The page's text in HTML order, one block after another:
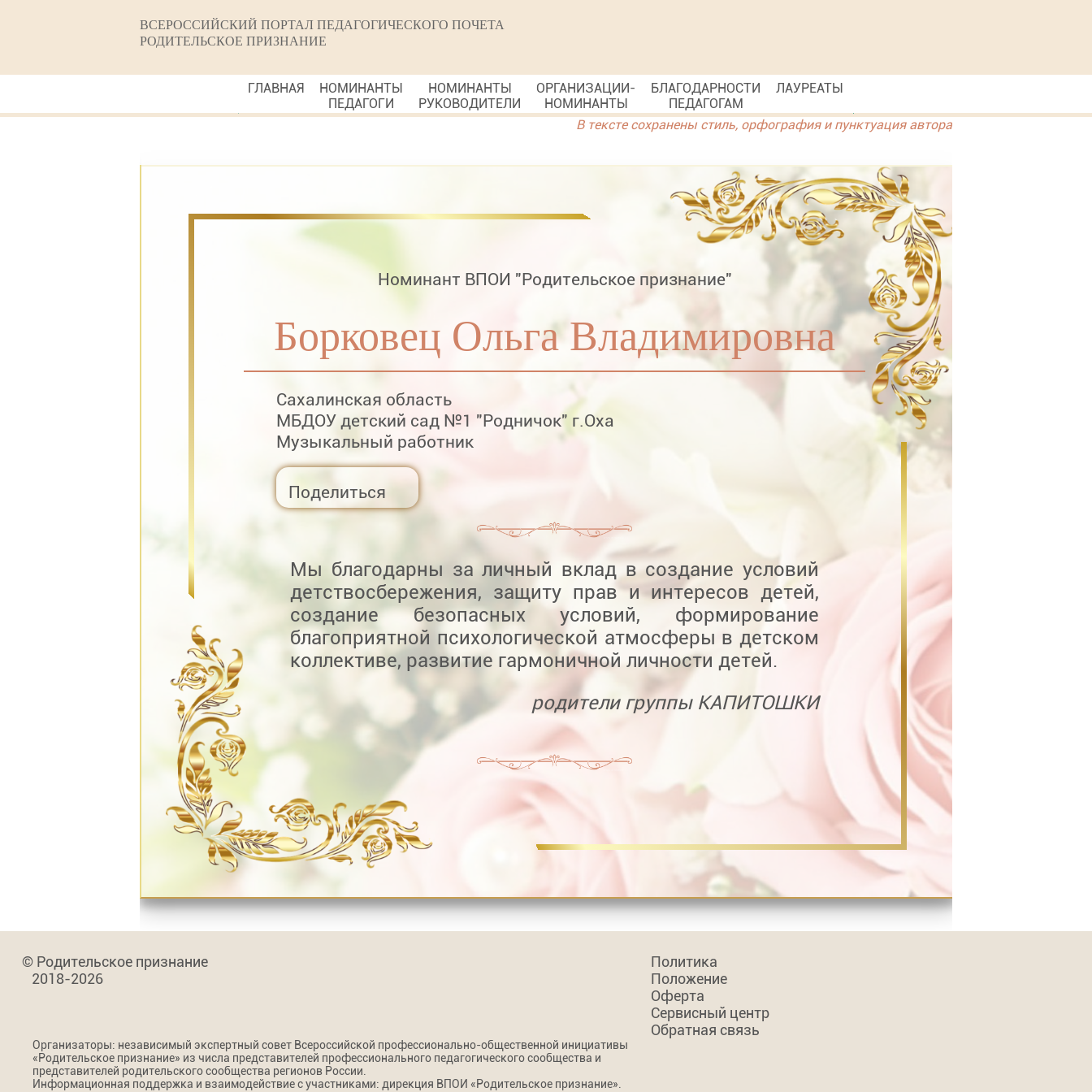
ВСЕРОССИЙСКИЙ ПОРТАЛ ПЕДАГОГИЧЕСКОГО ПОЧЕТА
РОДИТЕЛЬСКОЕ ПРИЗНАНИЕ
ГЛАВНАЯ
НОМИНАНТЫ
ПЕДАГОГИ
НОМИНАНТЫ
РУКОВОДИТЕЛИ
ОРГАНИЗАЦИИ-
НОМИНАНТЫ
БЛАГОДАРНОСТИ
ПЕДАГОГАМ
ЛАУРЕАТЫ
В тексте сохранены стиль, орфография и пунктуация автора
Номинант ВПОИ "Родительское признание"
Борковец Ольга Владимировна
Сахалинская область
МБДОУ детский сад №1 "Родничок" г.Оха
Музыкальный работник
Поделиться
Мы благодарны за личный вклад в создание условий
детствосбережения, защиту прав и интересов детей,
создание безопасных условий, формирование
благоприятной психологической атмосферы в детском
коллективе, развитие гармоничной личности детей.
родители группы КАПИТОШКИ
© Родительское признание
2018-2026
Политика
Положение
Оферта
Сервисный центр
Обратная связь
Организаторы: независимый экспертный совет Всероссийской профессионально-общественной инициативы
«Родительское признание» из числа представителей профессионального педагогического сообщества и
представителей родительского сообщества регионов России.
Информационная поддержка и взаимодействие с участниками: дирекция ВПОИ «Родительское признание».